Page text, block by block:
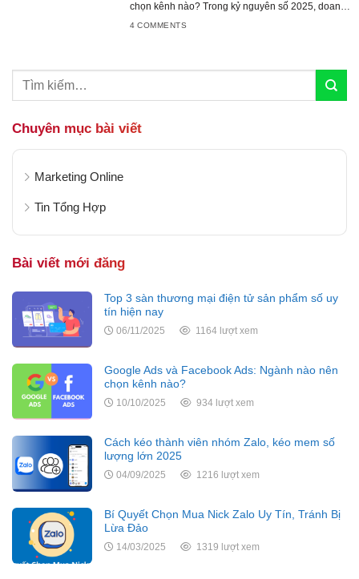
chọn kênh nào? Trong kỷ nguyên số 2025, doanh
nghiệp nào cũng cần quảng cáo online để tiếp cận
4 COMMENTS
Chuyên mục bài viết
Marketing Online
Tin Tổng Hợp
Bài viết mới đăng
Top 3 sàn thương mại điện tử sản phẩm số uy
tín hiện nay
06/11/2025 1164 lượt xem
Google Ads và Facebook Ads: Ngành nào nên
chọn kênh nào?
10/10/2025 934 lượt xem
Cách kéo thành viên nhóm Zalo, kéo mem số
lượng lớn 2025
04/09/2025 1216 lượt xem
Bí Quyết Chọn Mua Nick Zalo Uy Tín, Tránh Bị
Lừa Đảo
14/03/2025 1319 lượt xem